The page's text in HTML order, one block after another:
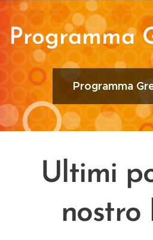
Programma
Programma
Ultimi
nostro